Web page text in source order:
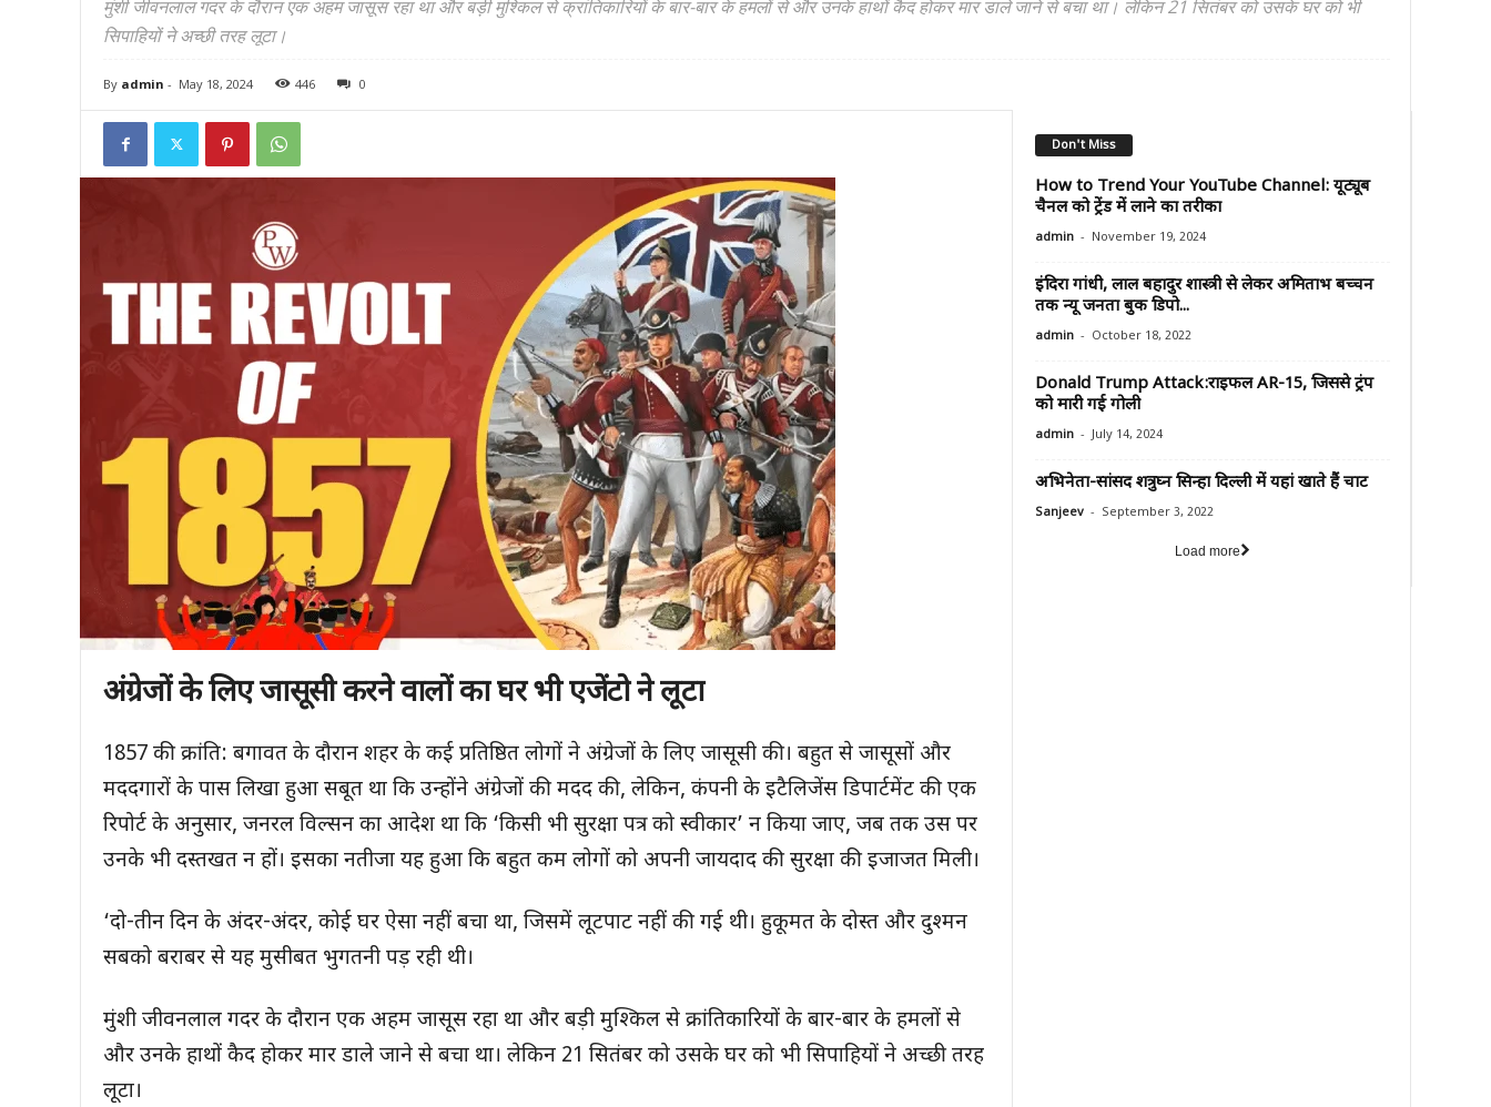
मुंशी जीवनलाल गदर के दौरान एक अहम जासूस रहा था और बड़ी मुश्किल से क्रांतिकारियों के बार-बार के हमलों से और उनके हाथों कैद होकर मार डाले जाने से बचा था। लेकिन 21 सितंबर को उसके घर को भी
सिपाहियों ने अच्छी तरह लूटा।
By admin - May 18, 2024 446 0
अंग्रेजों के लिए जासूसी करने वालों का घर भी एजेंटो ने लूटा
1857 की क्रांति: बगावत के दौरान शहर के कई प्रतिष्ठित लोगों ने अंग्रेजों के लिए जासूसी की। बहुत से जासूसों और
मददगारों के पास लिखा हुआ सबूत था कि उन्होंने अंग्रेजों की मदद की, लेकिन, कंपनी के इटैलिजेंस डिपार्टमेंट की एक
रिपोर्ट के अनुसार, जनरल विल्सन का आदेश था कि ‘किसी भी सुरक्षा पत्र को स्वीकार’ न किया जाए, जब तक उस पर
उनके भी दस्तखत न हों। इसका नतीजा यह हुआ कि बहुत कम लोगों को अपनी जायदाद की सुरक्षा की इजाजत मिली।
‘दो-तीन दिन के अंदर-अंदर, कोई घर ऐसा नहीं बचा था, जिसमें लूटपाट नहीं की गई थी। हुकूमत के दोस्त और दुश्मन
सबको बराबर से यह मुसीबत भुगतनी पड़ रही थी।
मुंशी जीवनलाल गदर के दौरान एक अहम जासूस रहा था और बड़ी मुश्किल से क्रांतिकारियों के बार-बार के हमलों से
और उनके हाथों कैद होकर मार डाले जाने से बचा था। लेकिन 21 सितंबर को उसके घर को भी सिपाहियों ने अच्छी तरह
लूटा।
Don't Miss
How to Trend Your YouTube Channel: यूट्यूब
चैनल को ट्रेंड में लाने का तरीका
admin - November 19, 2024
इंदिरा गांधी, लाल बहादुर शास्त्री से लेकर अमिताभ बच्चन
तक न्यू जनता बुक डिपो...
admin - October 18, 2022
Donald Trump Attack:राइफल AR-15, जिससे ट्रंप
को मारी गई गोली
admin - July 14, 2024
अभिनेता-सांसद शत्रुघ्न सिन्हा दिल्ली में यहां खाते हैं चाट
Sanjeev - September 3, 2022
Load more